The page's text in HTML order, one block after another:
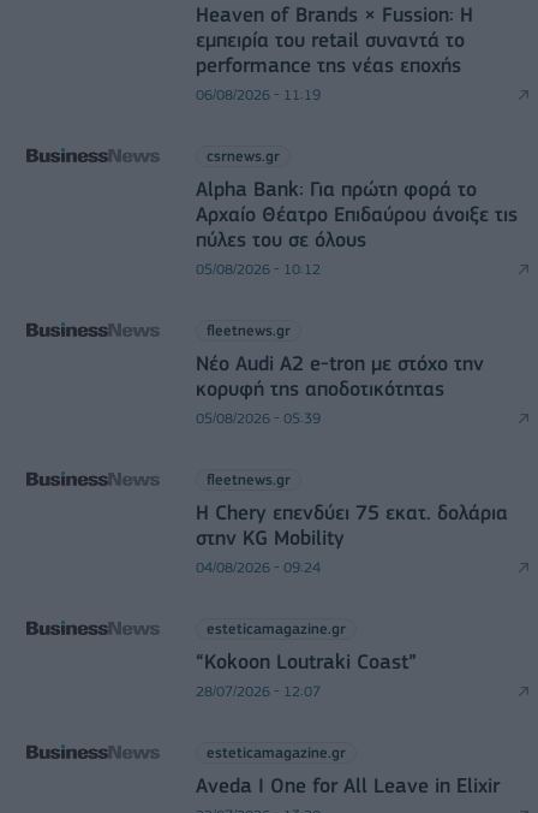
Heaven of Brands × Fussion: Η
εμπειρία του retail συναντά το
performance της νέας εποχής
06/08/2026 - 11:19
csrnews.gr
Alpha Bank: Για πρώτη φορά το
Αρχαίο Θέατρο Επιδαύρου άνοιξε τις
πύλες του σε όλους
05/08/2026 - 10:12
fleetnews.gr
Νέο Audi A2 e-tron με στόχο την
κορυφή της αποδοτικότητας
05/08/2026 - 05:39
fleetnews.gr
Η Chery επενδύει 75 εκατ. δολάρια
στην KG Mobility
04/08/2026 - 09:24
esteticamagazine.gr
“Kokoon Loutraki Coast”
28/07/2026 - 12:07
esteticamagazine.gr
Aveda I One for All Leave in Elixir